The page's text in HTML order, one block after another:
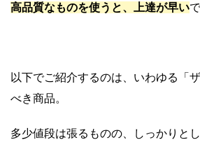
高品質なものを使うと、上達が早い
以下でご紹介するのは、いわゆる「
べき商品。
多少値段は張るものの、しっかりと